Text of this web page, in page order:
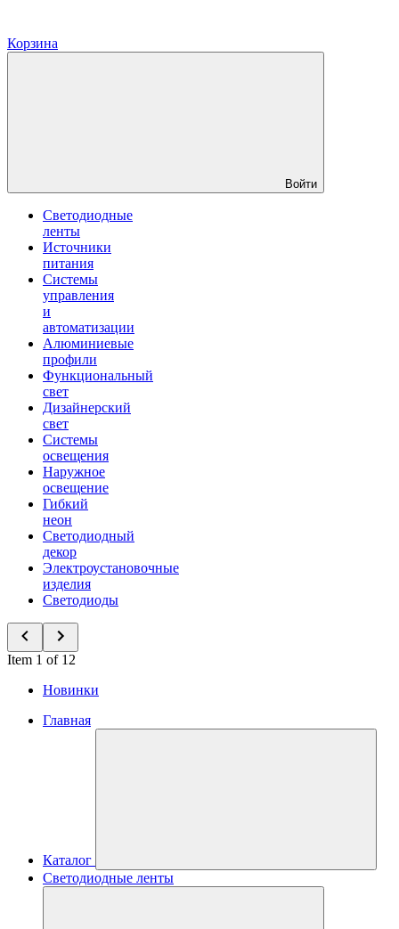
Корзина
Войти
Светодиодные
ленты
Источники
питания
Системы
управления
и
автоматизации
Алюминиевые
профили
Функциональный
свет
Дизайнерский
свет
Системы
освещения
Наружное
освещение
Гибкий
неон
Светодиодный
декор
Электроустановочные
изделия
Светодиоды
Item 1 of 12
Новинки
Главная
Каталог
Светодиодные ленты